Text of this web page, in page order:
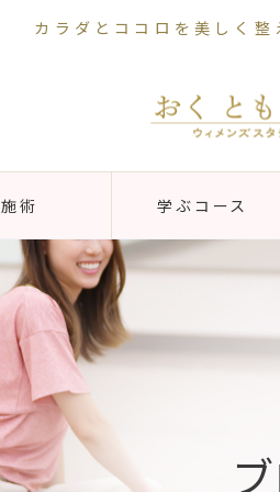
カラダとココロを美しく
施術 学ぶコース